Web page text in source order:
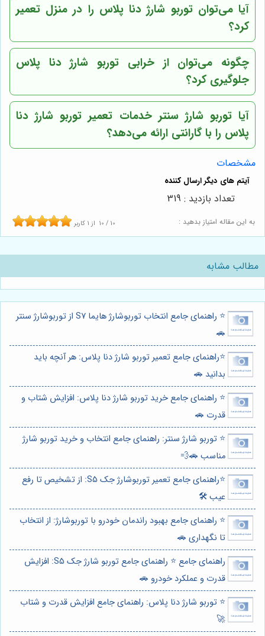
آیا می‌توان توربو شارژ دنا پلاس را در منزل تعمیر
کرد؟
چگونه می‌توان از خرابی توربو شارژ دنا پلاس
جلوگیری کرد؟
آیاتوربو شارژ سنترخدمات تعمیر توربو شارژ دنا
پلاس را با گارانتی ارائه می‌دهد؟
مشخصات
به این مقاله امتیاز بدهید : 10 / 10 از 1 کاربر
تعداد بازدید : 319
مطالب مشابه
⭐️ راهنمای جامع انتخاب توربوشارژ هایما S7 از توربوشارژ سنتر
🚗
⭐️راهنمای جامع تعمیر توربو شارژ دنا پلاس: هر آنچه باید
بدانید 🚗
⭐️ راهنمای جامع خرید توربو شارژ دنا پلاس: افزایش شتاب و
قدرت 🚗
⭐️ توربو شارژ سنتر: راهنمای جامع انتخاب و خرید توربو شارژ
مناسب 🚗💨
⭐️راهنمای جامع تعمیر توربوشارژ جک S5: از تشخیص تا رفع
عیب 🛠️
⭐️ راهنمای جامع بهبود راندمان خودرو با توربوشارژ: از انتخاب
تا نگهداری 🚗
راهنمای جامع ⭐️ راهنمای جامع توربو شارژ جک S5: افزایش
قدرت و عملکرد خودرو 🚗
⭐️ توربو شارژ دنا پلاس: راهنمای جامع افزایش قدرت و شتاب
🚀